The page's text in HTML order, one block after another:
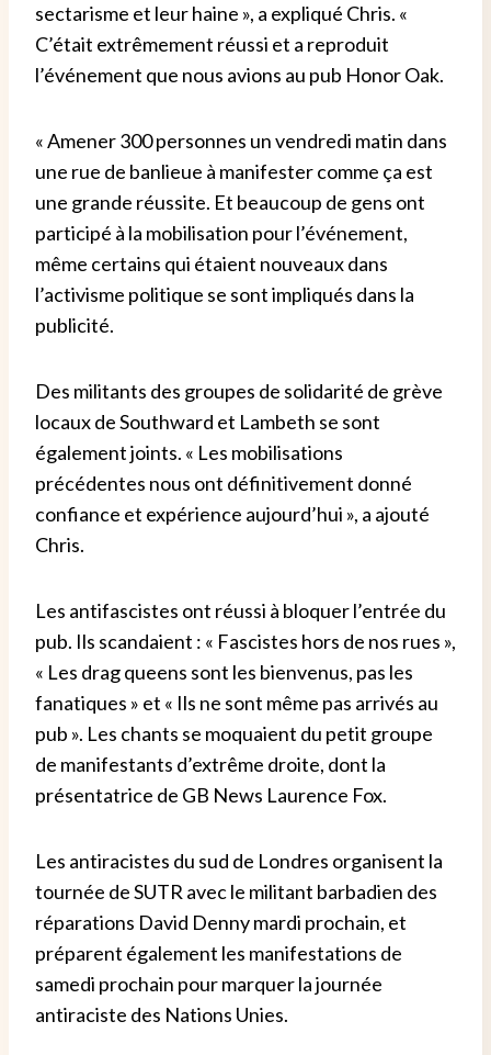
sectarisme et leur haine », a expliqué Chris. «
C’était extrêmement réussi et a reproduit
l’événement que nous avions au pub Honor Oak.
« Amener 300 personnes un vendredi matin dans
une rue de banlieue à manifester comme ça est
une grande réussite. Et beaucoup de gens ont
participé à la mobilisation pour l’événement,
même certains qui étaient nouveaux dans
l’activisme politique se sont impliqués dans la
publicité.
Des militants des groupes de solidarité de grève
locaux de Southward et Lambeth se sont
également joints. « Les mobilisations
précédentes nous ont définitivement donné
confiance et expérience aujourd’hui », a ajouté
Chris.
Les antifascistes ont réussi à bloquer l’entrée du
pub. Ils scandaient : « Fascistes hors de nos rues »,
« Les drag queens sont les bienvenus, pas les
fanatiques » et « Ils ne sont même pas arrivés au
pub ». Les chants se moquaient du petit groupe
de manifestants d’extrême droite, dont la
présentatrice de GB News Laurence Fox.
Les antiracistes du sud de Londres organisent la
tournée de SUTR avec le militant barbadien des
réparations David Denny mardi prochain, et
préparent également les manifestations de
samedi prochain pour marquer la journée
antiraciste des Nations Unies.